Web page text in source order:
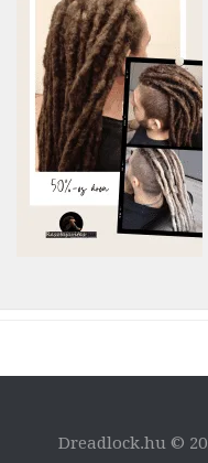
Dreadlock.hu ©